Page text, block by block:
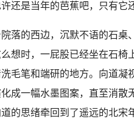
还是当年的芭蕉吧，只有
的西边，沉默不语的石桌
想时，一屁股已经坐在石
毛笔和端研的地方。向道
成一幅水墨图案，直至消
的思绪牵回到了遥远的北宋